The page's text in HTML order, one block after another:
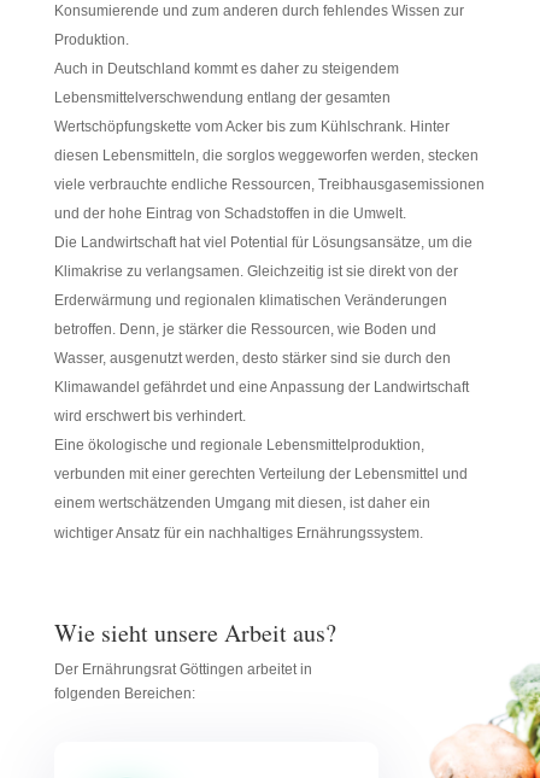
Konsumierende und zum anderen durch fehlendes Wissen zur
Produktion.
Auch in Deutschland kommt es daher zu steigendem
Lebensmittelverschwendung entlang der gesamten
Wertschöpfungskette vom Acker bis zum Kühlschrank. Hinter
diesen Lebensmitteln, die sorglos weggeworfen werden, stecken
viele verbrauchte endliche Ressourcen, Treibhausgasemissionen
und der hohe Eintrag von Schadstoffen in die Umwelt.
Die Landwirtschaft hat viel Potential für Lösungsansätze, um die
Klimakrise zu verlangsamen. Gleichzeitig ist sie direkt von der
Erderwärmung und regionalen klimatischen Veränderungen
betroffen. Denn, je stärker die Ressourcen, wie Boden und
Wasser, ausgenutzt werden, desto stärker sind sie durch den
Klimawandel gefährdet und eine Anpassung der Landwirtschaft
wird erschwert bis verhindert.
Eine ökologische und regionale Lebensmittelproduktion,
verbunden mit einer gerechten Verteilung der Lebensmittel und
einem wertschätzenden Umgang mit diesen, ist daher ein
wichtiger Ansatz für ein nachhaltiges Ernährungssystem.
Wie sieht unsere Arbeit aus?
Der Ernährungsrat Göttingen arbeitet in
folgenden Bereichen: